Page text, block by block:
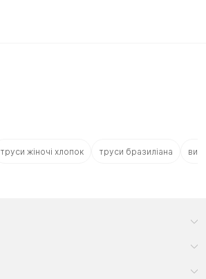
труси жіночі хлопок труси бразиліана